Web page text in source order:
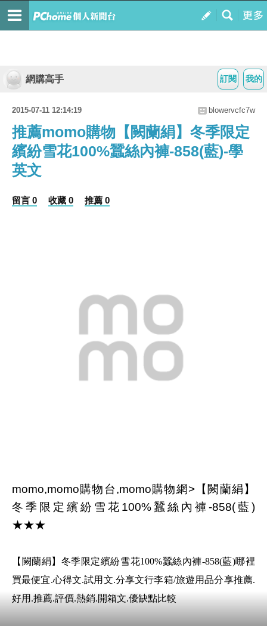
我的
訂閱
網購高手
2015-07-11 12:14:19 blowervcfc7w
推薦momo購物【闕蘭絹】冬季限定
繽紛雪花100%蠶絲內褲-858(藍)-學
英文
留言 0 收藏 0 推薦 0
momo,momo購物台,momo購物網>【闕蘭絹】
冬季限定繽紛雪花100%蠶絲內褲-858(藍)
★★★
【闕蘭絹】冬季限定繽紛雪花100%蠶絲內褲-858(藍)哪裡
買最便宜.心得文.試用文.分享文行李箱/旅遊用品分享推薦.
好用.推薦.評價.熱銷.開箱文.優缺點比較